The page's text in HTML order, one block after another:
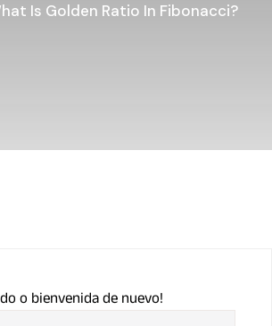
Is Golden Ratio In Fibonacci?
o bienvenida de nuevo!